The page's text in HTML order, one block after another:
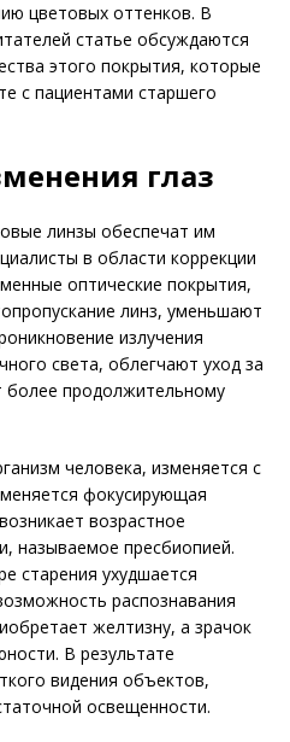
цветовых оттенков. В
статье обсуждаются
этого покрытия, которые
с пациентами старшего
глаз
линзы обеспечат им
в области коррекции
оптические покрытия,
линз, уменьшают
излучения
света, облегчают уход за
более продолжительному
человека, изменяется с
фокусирующая
возрастное
называемое пресбиопией.
старения ухудшается
распознавания
желтизну, а зрачок
В результате
видения объектов,
освещенности.